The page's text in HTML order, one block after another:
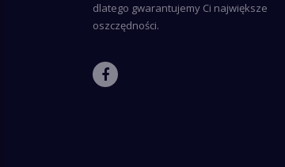
dlatego gwarantujemy Ci największe
oszczędności.